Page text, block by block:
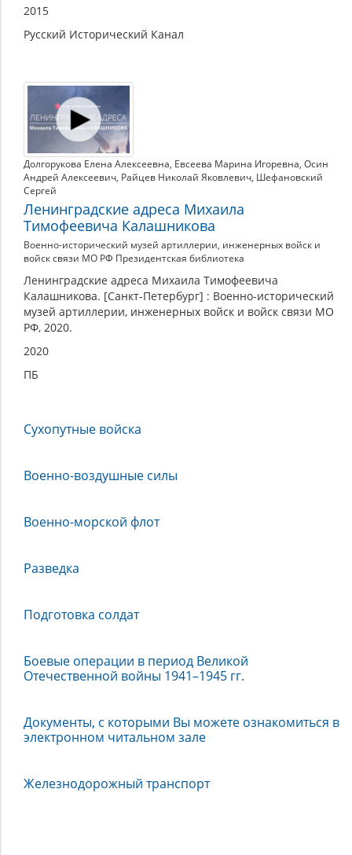
2015
Русский Исторический Канал
Долгорукова Елена Алексеевна, Евсеева Марина Игоревна, Осин
Андрей Алексеевич, Райцев Николай Яковлевич, Шефановский
Сергей
Ленинградские адреса Михаила
Тимофеевича Калашникова
Военно-исторический музей артиллерии, инженерных войск и
войск связи МО РФ Президентская библиотека
Ленинградские адреса Михаила Тимофеевича
Калашникова. [Санкт-Петербург] : Военно-исторический
музей артиллерии, инженерных войск и войск связи МО
РФ, 2020.
2020
ПБ
Сухопутные войска
Военно-воздушные силы
Военно-морской флот
Разведка
Подготовка солдат
Боевые операции в период Великой
Отечественной войны 1941–1945 гг.
Документы, с которыми Вы можете ознакомиться в
электронном читальном зале
Железнодорожный транспорт